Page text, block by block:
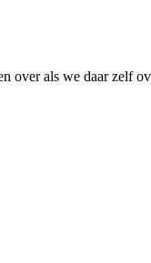
over als we daar zelf